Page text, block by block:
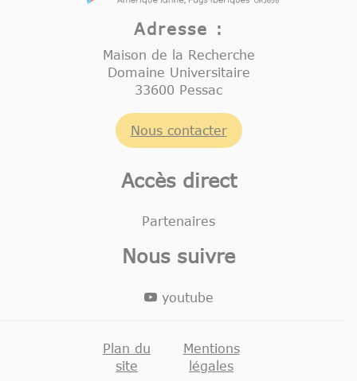
Adresse :
Maison de la Recherche
Domaine Universitaire
33600 Pessac
Nous contacter
Accès direct
Partenaires
Nous suivre
youtube
Plan du
site
Mentions
légales